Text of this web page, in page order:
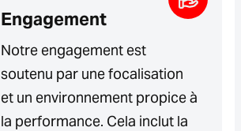
Engagement
Notre engagement est
soutenu par une focalisation
et un environnement propice à
la performance. Cela inclut la